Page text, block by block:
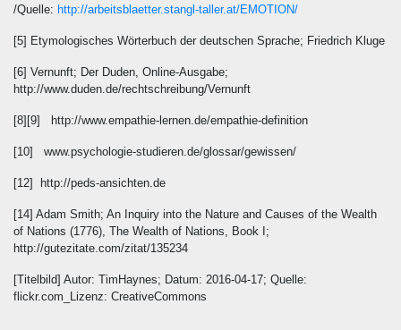
/Quelle: http://arbeitsblaetter.stangl-taller.at/EMOTION/
[5] Etymologisches Wörterbuch der deutschen Sprache; Friedrich Kluge
[6] Vernunft; Der Duden, Online-Ausgabe;
http://www.duden.de/rechtschreibung/Vernunft
[8][9] http://www.empathie-lernen.de/empathie-definition
[10] www.psychologie-studieren.de/glossar/gewissen/
[12] http://peds-ansichten.de
[14] Adam Smith; An Inquiry into the Nature and Causes of the Wealth
of Nations (1776), The Wealth of Nations, Book I;
http://gutezitate.com/zitat/135234
[Titelbild] Autor: TimHaynes; Datum: 2016-04-17; Quelle:
flickr.com_Lizenz: CreativeCommons